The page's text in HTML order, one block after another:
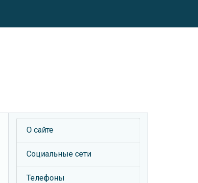
О сайте
Социальные сети
Телефоны